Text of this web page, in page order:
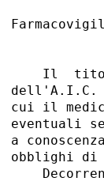
Il
dell'A.I.C.
cui il
eventuali
a
obblighi di